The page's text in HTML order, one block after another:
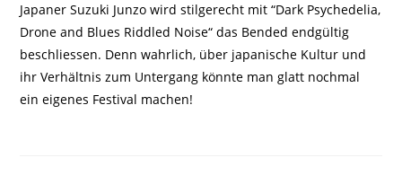
Japaner Suzuki Junzo wird stilgerecht mit “Dark Psychedelia,
Drone and Blues Riddled Noise“ das Bended endgültig
beschliessen. Denn wahrlich, über japanische Kultur und
ihr Verhältnis zum Untergang könnte man glatt nochmal
ein eigenes Festival machen!